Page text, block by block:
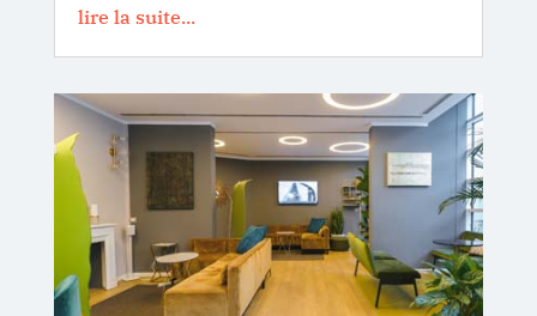
lire la suite...